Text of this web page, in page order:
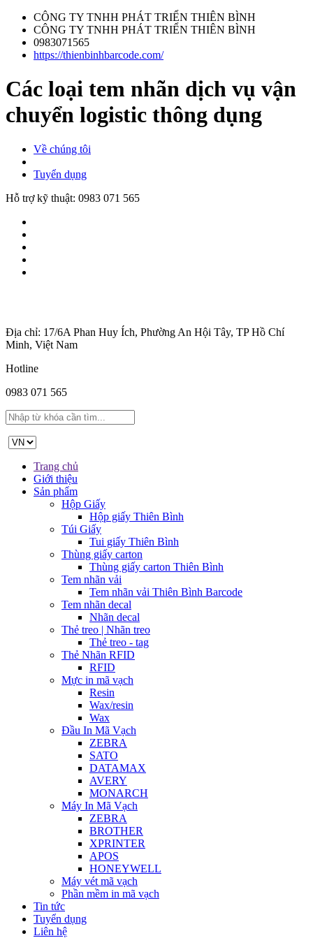
CÔNG TY TNHH PHÁT TRIỂN THIÊN BÌNH
CÔNG TY TNHH PHÁT TRIỂN THIÊN BÌNH
0983071565
https://thienbinhbarcode.com/
Các loại tem nhãn dịch vụ vận
chuyển logistic thông dụng
Về chúng tôi
Tuyển dụng
Hỗ trợ kỹ thuật: 0983 071 565
Địa chỉ: 17/6A Phan Huy Ích, Phường An Hội Tây, TP Hồ Chí
Minh, Việt Nam
Hotline
0983 071 565
Trang chủ
Giới thiệu
Sản phẩm
Hộp Giấy
Hộp giấy Thiên Bình
Túi Giấy
Tui giấy Thiên Bình
Thùng giấy carton
Thùng giấy carton Thiên Bình
Tem nhãn vải
Tem nhãn vải Thiên Bình Barcode
Tem nhãn decal
Nhãn decal
Thẻ treo | Nhãn treo
Thẻ treo - tag
Thẻ Nhãn RFID
RFID
Mực in mã vạch
Resin
Wax/resin
Wax
Đầu In Mã Vạch
ZEBRA
SATO
DATAMAX
AVERY
MONARCH
Máy In Mã Vạch
ZEBRA
BROTHER
XPRINTER
APOS
HONEYWELL
Máy vét mã vạch
Phần mềm in mã vạch
Tin tức
Tuyển dụng
Liên hệ